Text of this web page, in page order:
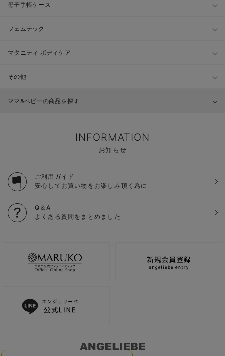
母子手帳ケース
フェムテック
マタニティ ボディケア
その他
ママ&ベビーの商品を探す
INFORMATION
お知らせ
ご利用ガイド
安心してお買い物をお楽しみ頂く為に
Q＆A
よくある質問をまとめました